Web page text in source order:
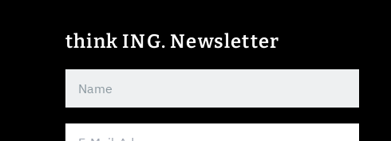
think ING. Newsletter